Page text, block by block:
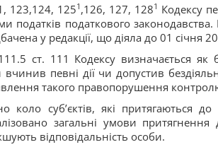
123,124, 1251 ,126, 127, 1281 Кодексу
податкового законодавства.
у редакції, що діяла до 01 січня
ст. 111 Кодексу визначається як
певні дії чи допустив
такого правопорушення
суб’єктів, які притягаються до
загальні умови притягнення
відповідальність особи.